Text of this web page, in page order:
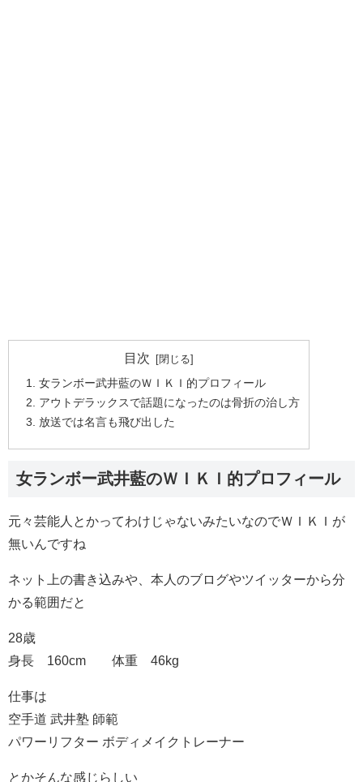
目次
女ランボー武井藍のＷＩＫＩ的プロフィール
アウトデラックスで話題になったのは骨折の治し方
放送では名言も飛び出した
女ランボー武井藍のＷＩＫＩ的プロフィール
元々芸能人とかってわけじゃないみたいなのでＷＩＫＩが
無いんですね
ネット上の書き込みや、本人のブログやツイッターから分
かる範囲だと
28歳
身長 160cm 体重 46kg
仕事は
空手道 武井塾 師範
パワーリフター ボディメイクトレーナー
とかそんな感じらしい